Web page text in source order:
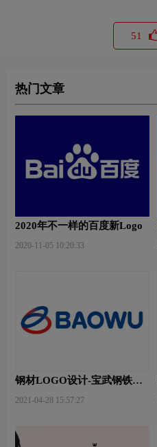
51
热门文章
2020年不一样的百度新Logo
2020-11-05 10:20:33
钢材LOGO设计-宝武钢铁品
2021-04-28 15:57:27